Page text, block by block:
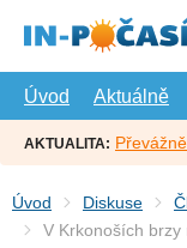
hlavní
Úvod
Aktuálně
AKTUALITA:
Úvod Diskuse
V Krkonoších